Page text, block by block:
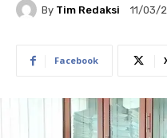
By Tim Redaksi 11/03/
Facebook